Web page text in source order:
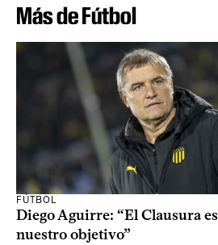
Más de Fútbol
FÚTBOL
Diego Aguirre: “El Clausura es
nuestro objetivo”